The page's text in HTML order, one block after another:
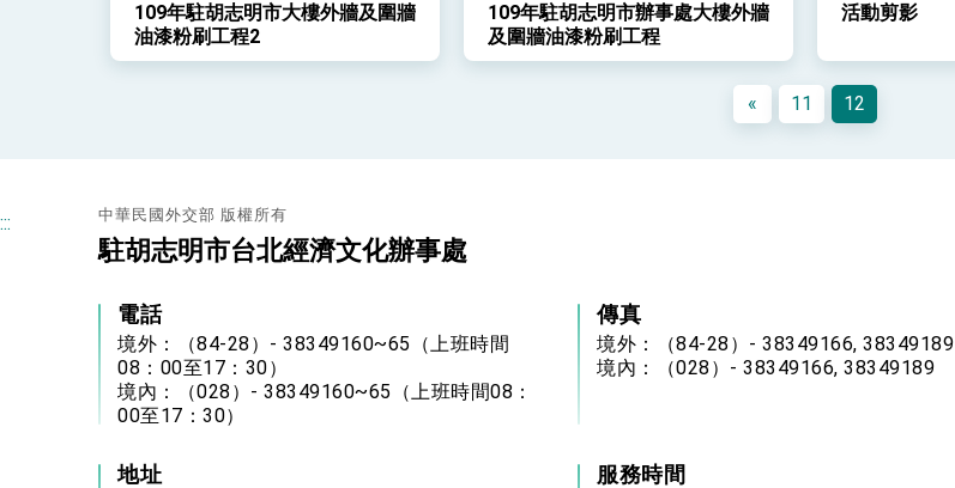
109年駐胡志明市大樓外牆及圍牆
油漆粉刷工程2
109年駐胡志明市辦事處大樓外牆
及圍牆油漆粉刷工程
活動剪影
« 11 12
::: 中華民國外交部 版權所有
駐胡志明市台北經濟文化辦事處
電話
境外：（84-28）- 38349160~65（上班時間
08：00至17：30）
境內：（028）- 38349160~65（上班時間08：
00至17：30）
傳真
境外：（84-28）- 38349166, 38349189
境內：（028）- 38349166, 38349189
地址 服務時間